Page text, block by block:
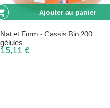
Ajouter au panier
Nat et Form - Cassis Bio 200
gélules
15,11 €